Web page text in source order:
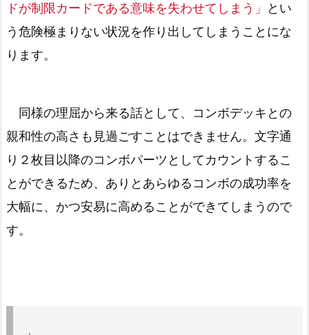
ドが制限カードである意味を失わせてしまう」
とい
う危険極まりない状況を作り出してしまうことにな
ります。
同様の理屈から来る話として、コンボデッキとの
親和性の高さも見過ごすことはできません。文字通
り２枚目以降のコンボパーツとしてカウントするこ
とができるため、ありとあらゆるコンボの成功率を
大幅に、かつ安易に高めることができてしまうので
す。